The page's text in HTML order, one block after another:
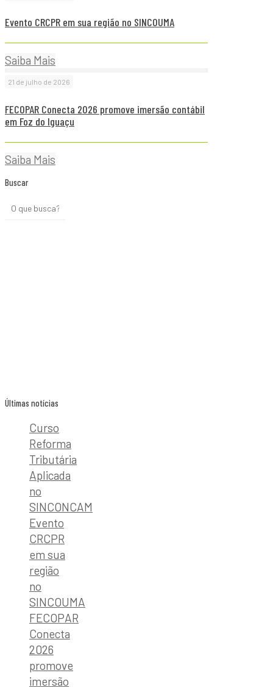
Evento CRCPR em sua região no SINCOUMA
Saiba Mais
21 de julho de 2026
FECOPAR Conecta 2026 promove imersão contábil
em Foz do Iguaçu
Saiba Mais
Buscar
Últimas notícias
Curso
Reforma
Tributária
Aplicada
no
SINCONCAM
Evento
CRCPR
em sua
região
no
SINCOUMA
FECOPAR
Conecta
2026
promove
imersão